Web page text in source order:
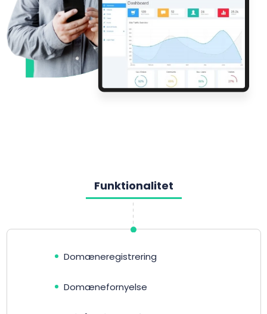
Funktionalitet
Domæneregistrering
Domænefornyelse